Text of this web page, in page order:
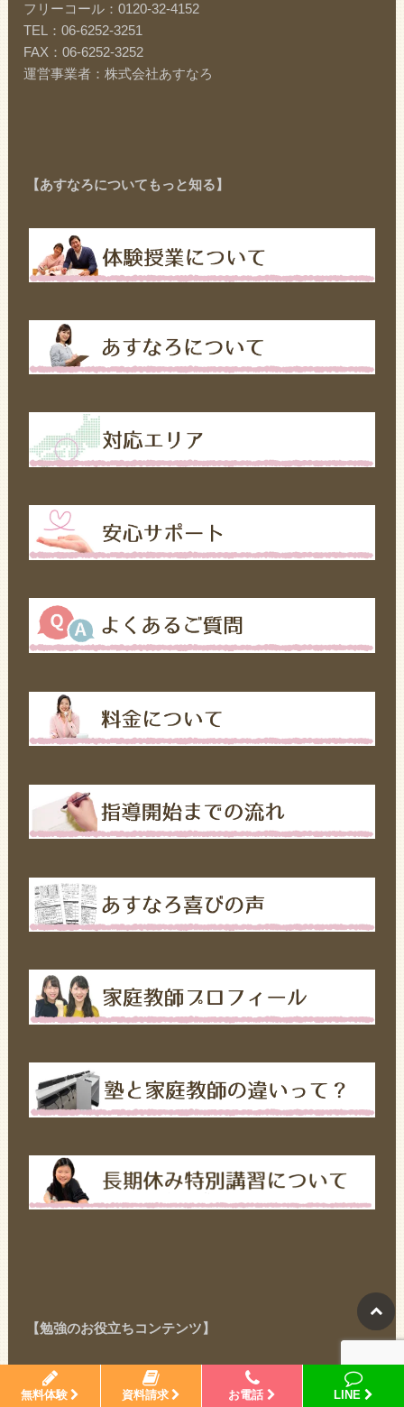
無料体験 資料請求 お電話 LINE
フリーコール：0120-32-4152
TEL：06-6252-3251
FAX：06-6252-3252
運営事業者：株式会社あすなろ
【あすなろについてもっと知る】
【勉強のお役立ちコンテンツ】